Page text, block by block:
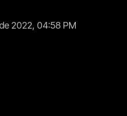
2022, 04:58 PM